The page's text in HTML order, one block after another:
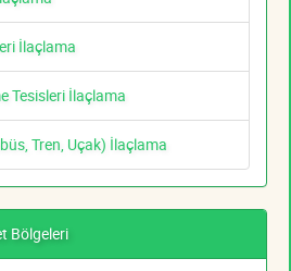
İlaçlama
Tesisleri İlaçlama
Tren, Uçak) İlaçlama
Bölgeleri